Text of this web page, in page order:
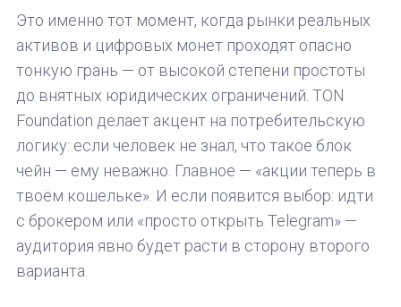
Это именно тот момент, когда рынки реальных
активов и цифровых монет проходят опасно
тонкую грань — от высокой степени простоты
до внятных юридических ограничений. TON
Foundation делает акцент на потребительскую
логику: если человек не знал, что такое блок
чейн — ему неважно. Главное — «акции теперь в
твоём кошельке». И если появится выбор: идти
с брокером или «просто открыть Telegram» —
аудитория явно будет расти в сторону второго
варианта.